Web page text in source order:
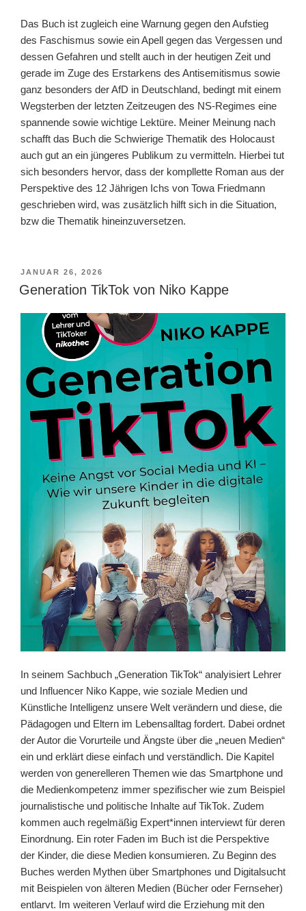
Das Buch ist zugleich eine Warnung gegen den Aufstieg
des Faschismus sowie ein Apell gegen das Vergessen und
dessen Gefahren und stellt auch in der heutigen Zeit und
gerade im Zuge des Erstarkens des Antisemitismus sowie
ganz besonders der AfD in Deutschland, bedingt mit einem
Wegsterben der letzten Zeitzeugen des NS-Regimes eine
spannende sowie wichtige Lektüre. Meiner Meinung nach
schafft das Buch die Schwierige Thematik des Holocaust
auch gut an ein jüngeres Publikum zu vermitteln. Hierbei tut
sich besonders hervor, dass der kompllette Roman aus der
Perspektive des 12 Jährigen Ichs von Towa Friedmann
geschrieben wird, was zusätzlich hilft sich in die Situation,
bzw die Thematik hineinzuversetzen.
VERÖFFENTLICHT
AM
JANUAR 26, 2026
Generation TikTok von Niko Kappe
In seinem Sachbuch „Generation TikTok“ analyisiert Lehrer
und Influencer Niko Kappe, wie soziale Medien und
Künstliche Intelligenz unsere Welt verändern und diese, die
Pädagogen und Eltern im Lebensalltag fordert. Dabei ordnet
der Autor die Vorurteile und Ängste über die „neuen Medien“
ein und erklärt diese einfach und verständlich. Die Kapitel
werden von generelleren Themen wie das Smartphone und
die Medienkompetenz immer spezifischer wie zum Beispiel
journalistische und politische Inhalte auf TikTok. Zudem
kommen auch regelmäßig Expert*innen interviewt für deren
Einordnung. Ein roter Faden im Buch ist die Perspektive
der Kinder, die diese Medien konsumieren. Zu Beginn des
Buches werden Mythen über Smartphones und Digitalsucht
mit Beispielen von älteren Medien (Bücher oder Fernseher)
entlarvt. Im weiteren Verlauf wird die Erziehung mit den